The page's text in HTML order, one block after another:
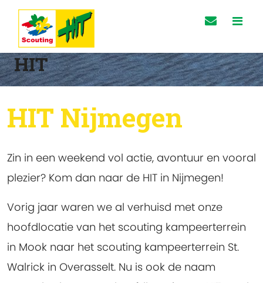
HIT
HIT Nijmegen
Zin in een weekend vol actie, avontuur en vooral
plezier? Kom dan naar de HIT in Nijmegen!
Vorig jaar waren we al verhuisd met onze
hoofdlocatie van het scouting kampeerterrein
in Mook naar het scouting kampeerterrein St.
Walrick in Overasselt. Nu is ook de naam